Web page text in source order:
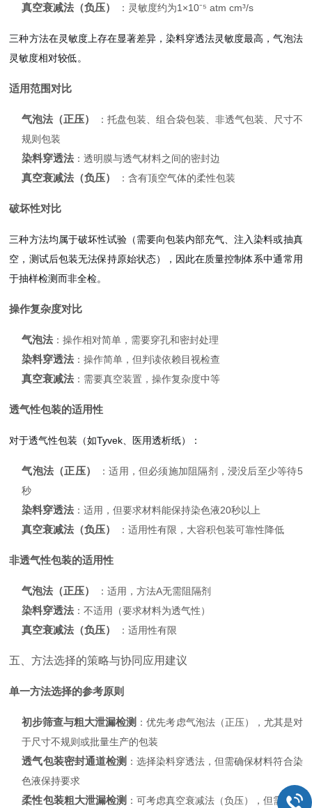
真空衰减法（负压） ：灵敏度约为1×10⁻⁵ atm cm³/s
三种方法在灵敏度上存在显著差异，染料穿透法灵敏度最高，气泡法
灵敏度相对较低。
适用范围对比
气泡法（正压）
：托盘包装、组合袋包装、非透气包装、尺寸不
规则包装
染料穿透法 ：透明膜与透气材料之间的密封边
真空衰减法（负压） ：含有顶空气体的柔性包装
破坏性对比
三种方法均属于破坏性试验（需要向包装内部充气、注入染料或抽真
空，测试后包装无法保持原始状态），因此在质量控制体系中通常用
于抽样检测而非全检。
操作复杂度对比
气泡法 ：操作相对简单，需要穿孔和密封处理
染料穿透法 ：操作简单，但判读依赖目视检查
真空衰减法 ：需要真空装置，操作复杂度中等
透气性包装的适用性
对于透气性包装（如Tyvek、医用透析纸）：
气泡法（正压）
：适用，但必须施加阻隔剂，浸没后至少等待5
秒
染料穿透法 ：适用，但要求材料能保持染色液20秒以上
真空衰减法（负压） ：适用性有限，大容积包装可靠性降低
非透气性包装的适用性
气泡法（正压） ：适用，方法A无需阻隔剂
染料穿透法 ：不适用（要求材料为透气性）
真空衰减法（负压） ：适用性有限
五、方法选择的策略与协同应用建议
单一方法选择的参考原则
初步筛查与粗大泄漏检测 ：优先考虑气泡法（正压），尤其是对
于尺寸不规则或批量生产的包装
透气包装密封通道检测 ：选择染料穿透法，但需确保材料符合染
色液保持要求
柔性包装粗大泄漏检测 ：可考虑真空衰减法（负压），但需注意